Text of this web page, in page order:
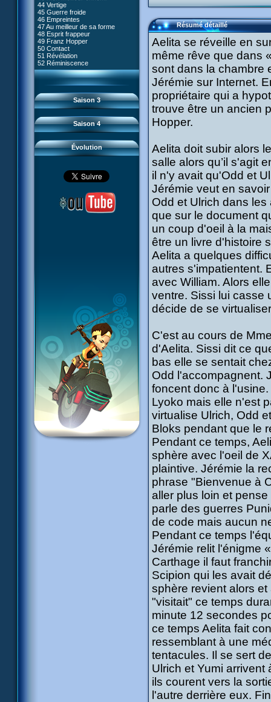
44 Vertige
45 Guerre froide
46 Empreintes
47 Au meilleur de sa forme
48 Esprit frappeur
49 Franz Hopper
50 Contact
51 Révélation
52 Réminiscence
Saison 3
54 Lyoko moins un
55 Raz de marée
56 Fausse piste
57 Aelita
58 Le prétendant
59 Le secret
60 Tarentule au plafond
61 Sabotage
62 Désincarnation
63 Triple sot
64 Surmenage
65 Dernier round
Saison 4
81 Oeil pour oeil
82 Mémoire blanche
83 Superstition
84 Missile guidé
85 La belle de Kadic
86 Kiwi superstar
87 Planète bleue
88 Cousins ennemis
89 Il est sensé d'être insensé
90 Médusée
91 Mauvaises ondes
93 Retour
94 Contre-attaque
95 Souvenirs
Évolution
#09 - Comment tromper XANA
#10 - Le réveil du guerrier
#11 - Rendez-vous
#12 - Chaos à Kadic
#13 - Vendredi 13
#14 - Intrusion
#15 - Les sans-codes
#16 - Confusion
#17 - Un avenir professionnel
assuré
#18 - Obstination
#19 - Le piège
#21 - Faux-semblants
#22 - Mutinerie
#24 - Paradoxe temporel
#25 - Hécatombe
#26 - Ultime mission
Résumé détaillé
Aelita se réveille en
même rêve que dans
sont dans la chambre
Jérémie sur Internet.
propriétaire qui a
trouve être un ancien
Hopper.
Aelita doit subir alors
salle alors qu’il s'agit
il n'y avait qu'Odd et
Jérémie veut en
Odd et Ulrich dans
que sur le document
un coup d'oeil à la
être un livre d'histoire
Aelita a quelques
autres s'impatientent.
avec William. Alors
ventre. Sissi lui casse
décide de se
C'est au cours de
d'Aelita. Sissi dit ce
bas elle se sentait
Odd l'accompagnent.
foncent donc à
Lyoko mais elle n'est
virtualise Ulrich, Odd
Bloks pendant que le
Pendant ce temps,
sphère avec l'oeil de
plaintive. Jérémie la
phrase "Bienvenue à
aller plus loin et
parle des guerres
de code mais aucun
Pendant ce temps
Jérémie relit l'énigme
Carthage il faut
Scipion qui les avait
sphère revient alors et
"visitait" ce temps
minute 12 secondes
ce temps Aelita fait
ressemblant à une
tentacules. Il se sert
Ulrich et Yumi
ils courent vers la
l'autre derrière eux.